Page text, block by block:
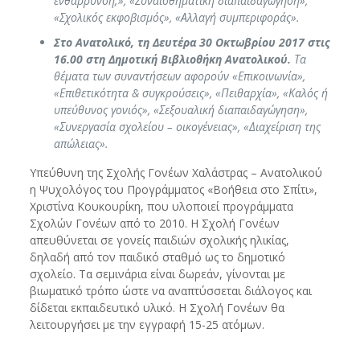
«Σχολικός εκφοβισμός», «Αλλαγή συμπεριφοράς».
Στο Ανατολικό, τη Δευτέρα 30 Οκτωβρίου 2017 στις
16.00 στη Δημοτική Βιβλιοθήκη Ανατολικού. Τα
θέματα των συναντήσεων αφορούν «Επικοινωνία»,
«Επιθετικότητα & συγκρούσεις», «Πειθαρχία», «Καλός ή
υπεύθυνος γονιός», «Σεξουαλική διαπαιδαγώγηση»,
«Συνεργασία σχολείου – οικογένειας», «Διαχείριση της
απώλειας».
Υπεύθυνη της Σχολής Γονέων Χαλάστρας – Ανατολικού
η Ψυχολόγος του Προγράμματος «Βοήθεια στο Σπίτι»,
Χριστίνα Κουκουρίκη, που υλοποιεί προγράμματα
Σχολών Γονέων από το 2010. Η Σχολή Γονέων
απευθύνεται σε γονείς παιδιών σχολικής ηλικίας,
δηλαδή από τον παιδικό σταθμό ως το δημοτικό
σχολείο. Τα σεμινάρια είναι δωρεάν, γίνονται με
βιωματικό τρόπο ώστε να αναπτύσσεται διάλογος και
δίδεται εκπαιδευτικό υλικό. Η Σχολή Γονέων θα
λειτουργήσει με την εγγραφή 15-25 ατόμων.